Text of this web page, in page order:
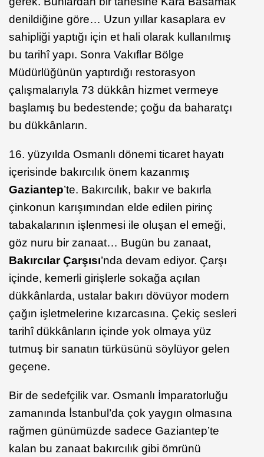
denildiğine göre… Uzun yıllar kasaplara ev
sahipliği yaptığı için et hali olarak kullanılmış
bu tarihî yapı. Sonra Vakıflar Bölge
Müdürlüğünün yaptırdığı restorasyon
çalışmalarıyla 73 dükkân hizmet vermeye
başlamış bu bedestende; çoğu da baharatçı
bu dükkânların.
16. yüzyılda Osmanlı dönemi ticaret hayatı
içerisinde bakırcılık önem kazanmış
Gaziantep’te. Bakırcılık, bakır ve bakırla
çinkonun karışımından elde edilen pirinç
tabakalarının işlenmesi ile oluşan el emeği,
göz nuru bir zanaat… Bugün bu zanaat,
Bakırcılar Çarşısı’nda devam ediyor. Çarşı
içinde, kemerli girişlerle sokağa açılan
dükkânlarda, ustalar bakırı dövüyor modern
çağın işletmelerine kızarcasına. Çekiç sesleri
tarihî dükkânların içinde yok olmaya yüz
tutmuş bir sanatın türküsünü söylüyor gelen
geçene.
Bir de sedefçilik var. Osmanlı İmparatorluğu
zamanında İstanbul’da çok yaygın olmasına
rağmen günümüzde sadece Gaziantep’te
kalan bu zanaat bakırcılık gibi ömrünü